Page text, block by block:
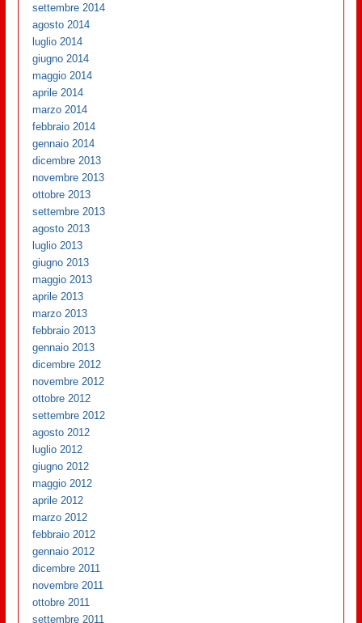
settembre 2014
agosto 2014
luglio 2014
giugno 2014
maggio 2014
aprile 2014
marzo 2014
febbraio 2014
gennaio 2014
dicembre 2013
novembre 2013
ottobre 2013
settembre 2013
agosto 2013
luglio 2013
giugno 2013
maggio 2013
aprile 2013
marzo 2013
febbraio 2013
gennaio 2013
dicembre 2012
novembre 2012
ottobre 2012
settembre 2012
agosto 2012
luglio 2012
giugno 2012
maggio 2012
aprile 2012
marzo 2012
febbraio 2012
gennaio 2012
dicembre 2011
novembre 2011
ottobre 2011
settembre 2011